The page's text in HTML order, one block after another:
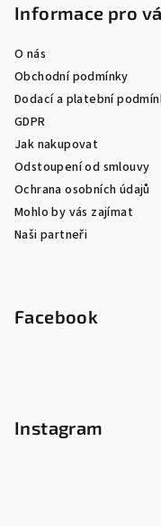
Informace pro
O nás
Obchodní podmínky
Dodací a platební
GDPR
Jak nakupovat
Odstoupení od smlouvy
Ochrana osobních údajů
Mohlo by vás zajímat
Naši partneři
Facebook
Instagram